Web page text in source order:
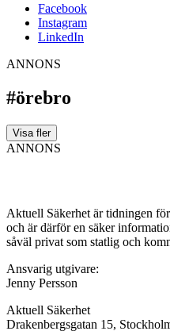
Facebook
Instagram
LinkedIn
ANNONS
#örebro
Visa fler
ANNONS
Aktuell Säkerhet är tidningen
och är därför en säker
såväl privat som statlig och
Ansvarig utgivare:
Jenny Persson
Aktuell Säkerhet
Drakenbergsgatan 15,